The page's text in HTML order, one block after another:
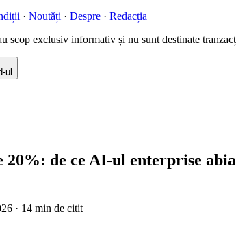
· Noutăți · Despre · Redacția
scop exclusiv informativ și nu sunt destinate
ul
de ce AI-ul enterprise abia
· 14 min de citit